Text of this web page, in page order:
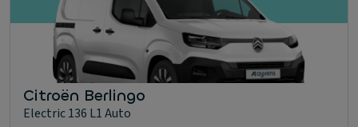
Citroën Berlingo
Electric 136 L1 Auto